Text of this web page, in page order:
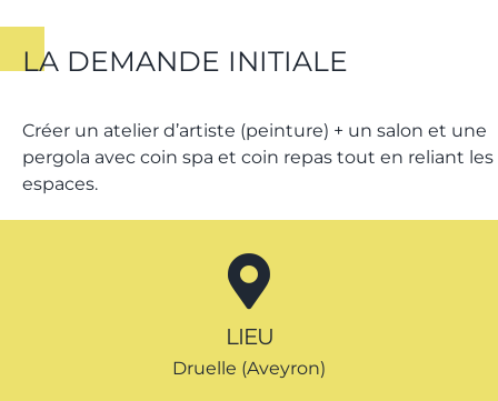
LA DEMANDE INITIALE
Créer un atelier d’artiste (peinture) + un salon et une
pergola avec coin spa et coin repas tout en reliant les
espaces.
LIEU
Druelle (Aveyron)